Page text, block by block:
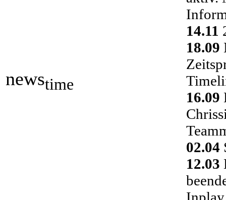
newstime
14.11
18.09
16.09
02.04
12.03